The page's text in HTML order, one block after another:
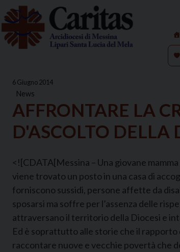
Skip
to
content
6 Giugno 2014
News
AFFRONTARE LA
D'ASCOLTO DELLA
<![CDATA[Messina – Una giovane
viene trovato un posto in una casa di
forniscono sussidi, persone affette da
sposarsi ma soffre per l’assenza delle
attraversano il territorio della Diocesi e
Ed è soprattutto alle storie che il
raccontare nuove e vecchie povertà che